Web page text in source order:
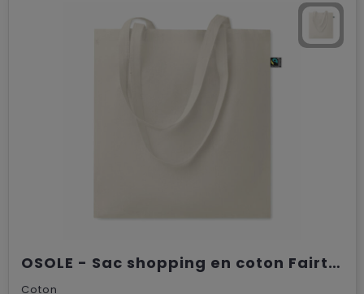
OSOLE - Sac shopping en coton Fairtrade
Coton